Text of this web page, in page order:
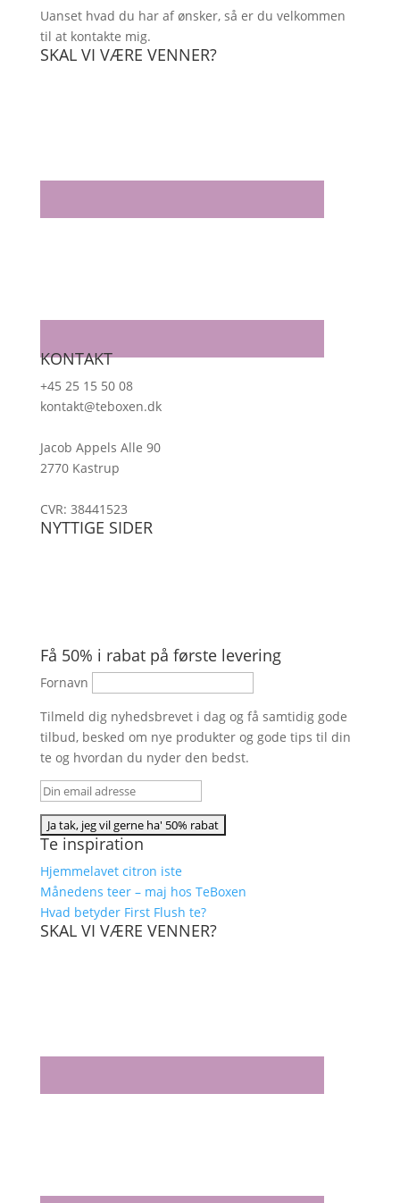
Uanset hvad du har af ønsker, så er du velkommen
til at kontakte mig.
SKAL VI VÆRE VENNER?
KONTAKT
+45 25 15 50 08
kontakt@teboxen.dk
Jacob Appels Alle 90
2770 Kastrup
CVR: 38441523
NYTTIGE SIDER
Få 50% i rabat på første levering
Fornavn
Tilmeld dig nyhedsbrevet i dag og få samtidig gode
tilbud, besked om nye produkter og gode tips til din
te og hvordan du nyder den bedst.
Te inspiration
Hjemmelavet citron iste
Månedens teer – maj hos TeBoxen
Hvad betyder First Flush te?
SKAL VI VÆRE VENNER?